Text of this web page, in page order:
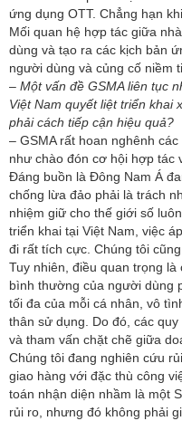
ứng dụng OTT. Chẳng hạn
Mối quan hệ hợp tác giữa
dùng và tạo ra các kịch bản
người dùng và củng cố niềm
– Một vấn đề GSMA liên tục
Việt Nam quyết liệt triển khai
phải cách tiếp cận hiệu quả?
– GSMA rất hoan nghênh
như chào đón cơ hội hợp tác
Đáng buồn là Đông Nam Á
chống lừa đảo phải là trách
nhiệm giữ cho thế giới số
triển khai tại Việt Nam, việc
đi rất tích cực. Chúng tôi
Tuy nhiên, điều quan trọng
bình thường của người dùng
tối đa của mỗi cá nhân, vô
thân sử dụng. Do đó, các
và tham vấn chặt chẽ giữa
Chúng tôi đang nghiên cứu
giao hàng với đặc thù công
toán nhận diện nhầm là một
rủi ro, nhưng đó không phải